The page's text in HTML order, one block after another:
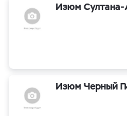
Изюм Султана-
Изюм Черный